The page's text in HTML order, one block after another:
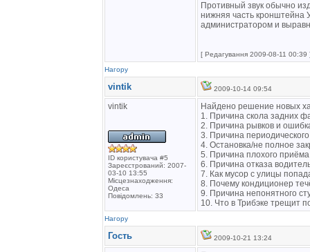
Противный звук обычно
нижняя часть кронштейна
администратором и
[ Редагування 2009-08-11 00:39
Нагору
vintik 2009-10-14 09:54
vintik
ID користувача #5
Зареєстрований: 2007-
03-10 13:55
Місцезнаходження:
Одеса
Повідомлень: 33
Найдено решение новых
1. Причина скола задних
2. Причина рывков и
3. Причина
4. Остановка/не полное
5. Причина плохого
6. Причина отказа
7. Как мусор с улицы
8. Почему кондиционер
9. Причина непонятного
10. Что в Трибэке трещит
Нагору
Гость 2009-10-21 13:24